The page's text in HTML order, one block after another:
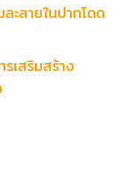
ะลายในปากโดด
เสริมสร้าง